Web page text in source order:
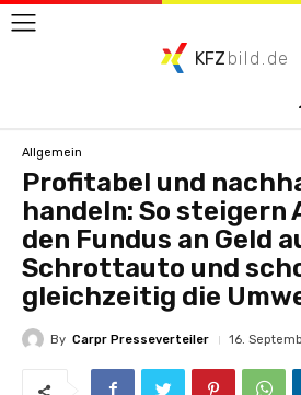
KFZ bild.de
Allgemein
Profitabel und
handeln: So
den Fundus an Geld
Schrottauto und
gleichzeitig die
By Carpr Presseverteiler 16.